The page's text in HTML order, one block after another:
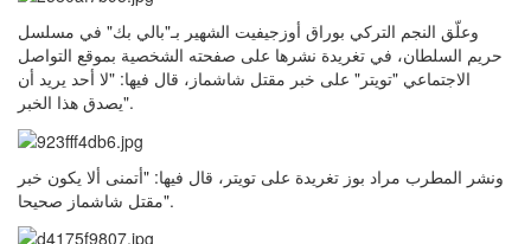
وعلّق النجم التركي بوراق أوزجيفيت الشهير بـ"بالي بك" في مسلسل
حريم السلطان، في تغريدة نشرها على صفحته الشخصية بموقع التواصل
الاجتماعي "تويتر" على خبر مقتل شاشماز، قال فيها: "لا أحد يريد أن
يصدق هذا الخبر".
ونشر المطرب مراد بوز تغريدة على تويتر، قال فيها: "أتمنى ألا يكون خبر
مقتل شاشماز صحيحا".